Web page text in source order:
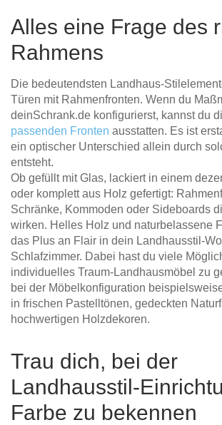
Alles eine Frage des
Rahmens
Die bedeutendsten Landhaus-
Türen mit Rahmenfronten. Wenn du
deinSchrank.de konfigurierst, kannst du
passenden Fronten ausstatten. Es ist
ein optischer Unterschied allein durch
entsteht.
Ob gefüllt mit Glas, lackiert in einem
oder komplett aus Holz gefertigt:
Schränke, Kommoden oder Sideboards
wirken. Helles Holz und naturbelassene
das Plus an Flair in dein Landhausstil-
Schlafzimmer. Dabei hast du viele
individuelles Traum-Landhausmöbel zu
bei der Möbelkonfiguration
in frischen Pastelltönen, gedeckten
hochwertigen Holzdekoren.
Trau dich, bei der
Landhausstil-
Farbe zu bekennen